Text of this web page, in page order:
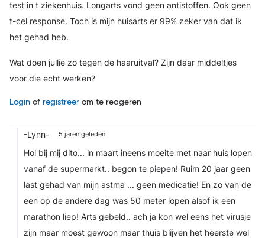
test in t ziekenhuis. Longarts vond geen antistoffen. Ook geen
t-cel response. Toch is mijn huisarts er 99% zeker van dat ik
het gehad heb.
Wat doen jullie zo tegen de haaruitval? Zijn daar middeltjes
voor die echt werken?
Login of registreer om te reageren
-Lynn- 5 jaren geleden
Hoi bij mij dito... in maart ineens moeite met naar huis lopen
vanaf de supermarkt.. begon te piepen! Ruim 20 jaar geen
last gehad van mijn astma ... geen medicatie! En zo van de
een op de andere dag was 50 meter lopen alsof ik een
marathon liep! Arts gebeld.. ach ja kon wel eens het virusje
zijn maar moest gewoon maar thuis blijven het heerste wel